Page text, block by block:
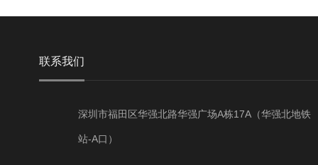
联系我们
深圳市福田区华强北路华强广场A栋17A（华强北地铁
站-A口）